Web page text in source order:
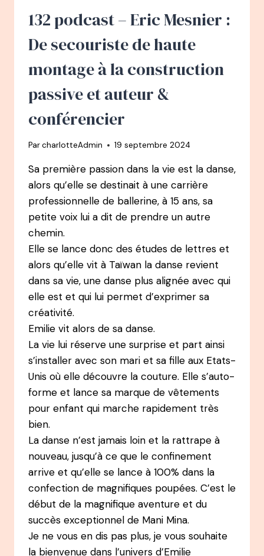
CHEFFE
132 podcast – Eric Mesnier :
De secouriste de haute
montage à la construction
passive et auteur &
conférencier
ParcharlotteAdmin 19 septembre 2024
Sa première passion dans la vie est la danse,
alors qu’elle se destinait à une carrière
professionnelle de ballerine, à 15 ans, sa
petite voix lui a dit de prendre un autre
chemin.
Elle se lance donc des études de lettres et
alors qu’elle vit à Taïwan la danse revient
dans sa vie, une danse plus alignée avec qui
elle est et qui lui permet d’exprimer sa
créativité.
Emilie vit alors de sa danse.
La vie lui réserve une surprise et part ainsi
s’installer avec son mari et sa fille aux Etats-
Unis où elle découvre la couture. Elle s’auto-
forme et lance sa marque de vêtements
pour enfant qui marche rapidement très
bien.
La danse n’est jamais loin et la rattrape à
nouveau, jusqu’à ce que le confinement
arrive et qu’elle se lance à 100% dans la
confection de magnifiques poupées. C’est le
début de la magnifique aventure et du
succès exceptionnel de Mani Mina.
Je ne vous en dis pas plus, je vous souhaite
la bienvenue dans l’univers d’Emilie